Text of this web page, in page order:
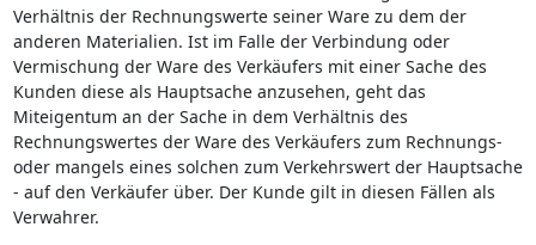
Verhältnis der Rechnungswerte seiner Ware zu dem der
anderen Materialien. Ist im Falle der Verbindung oder
Vermischung der Ware des Verkäufers mit einer Sache des
Kunden diese als Hauptsache anzusehen, geht das
Miteigentum an der Sache in dem Verhältnis des
Rechnungswertes der Ware des Verkäufers zum Rechnungs-
oder mangels eines solchen zum Verkehrswert der Hauptsache
- auf den Verkäufer über. Der Kunde gilt in diesen Fällen als
Verwahrer.